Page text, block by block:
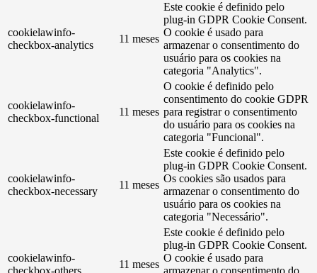
cookielawinfo-
checkbox-analytics
11 meses
Este cookie é definido pelo
plug-in GDPR Cookie Consent.
O cookie é usado para
armazenar o consentimento do
usuário para os cookies na
categoria "Analytics".
cookielawinfo-
checkbox-functional
11 meses
O cookie é definido pelo
consentimento do cookie GDPR
para registrar o consentimento
do usuário para os cookies na
categoria "Funcional".
cookielawinfo-
checkbox-necessary
11 meses
Este cookie é definido pelo
plug-in GDPR Cookie Consent.
Os cookies são usados ​​para
armazenar o consentimento do
usuário para os cookies na
categoria "Necessário".
cookielawinfo-
11 meses
Este cookie é definido pelo
plug-in GDPR Cookie Consent.
O cookie é usado para